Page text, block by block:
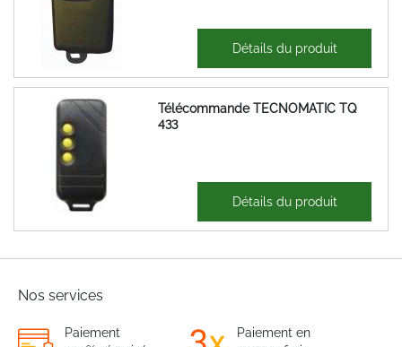
58,67 €
48,89 € Détails du produit
Télécommande TECNOMATIC TQ
433
44,43 €
37,02 € Détails du produit
Nos services
Paiement
Paiement en